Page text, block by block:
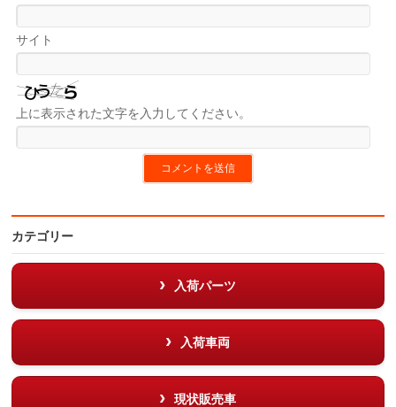
サイト
上に表示された文字を入力してください。
カテゴリー
入荷パーツ
入荷車両
現状販売車